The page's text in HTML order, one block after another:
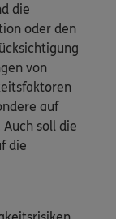
die
oder den
von
auf
soll die
die